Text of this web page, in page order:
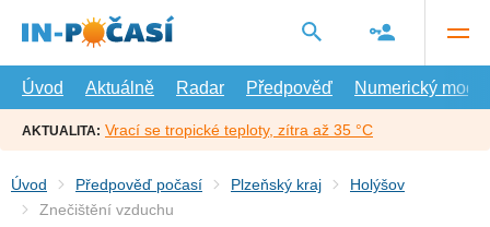
hlavní
Úvod
Aktuálně Radar Předpověď Numerický model
AKTUALITA: Vrací se tropické teploty, zítra až 35 °C
Úvod Předpověď počasí Plzeňský kraj
Holýšov
Znečištění vzduchu